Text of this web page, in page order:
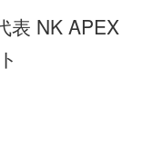
表 NK APEX